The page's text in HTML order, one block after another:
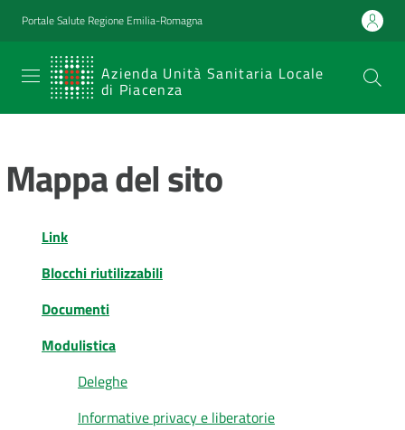
Vai al contenuto
Vai alla navigazione
Vai al footer
Portale Salute Regione Emilia-Romagna
Azienda Unità Sanitaria Locale
di Piacenza
SERVIZIO
SANITARIO
Emilia-
Romagna
Sanitaria Locale
di Piacenza
Mappa del sito
Link
Blocchi riutilizzabili
Documenti
Modulistica
Deleghe
Informative privacy e liberatorie